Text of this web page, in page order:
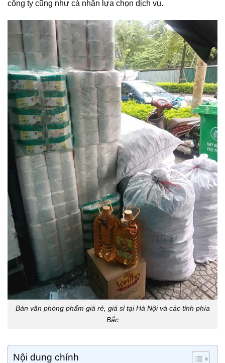
công ty cũng như cá nhân lựa chọn dịch vụ.
Bán văn phòng phẩm giá rẻ, giá sỉ tại Hà Nội và các tỉnh phía
Bắc
Nội dung chính